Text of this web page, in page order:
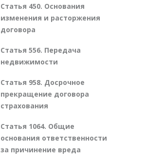
Статья 450. Основания
изменения и расторжения
договора
Статья 556. Передача
недвижимости
Статья 958. Досрочное
прекращение договора
страхования
Статья 1064. Общие
основания ответственности
за причинение вреда